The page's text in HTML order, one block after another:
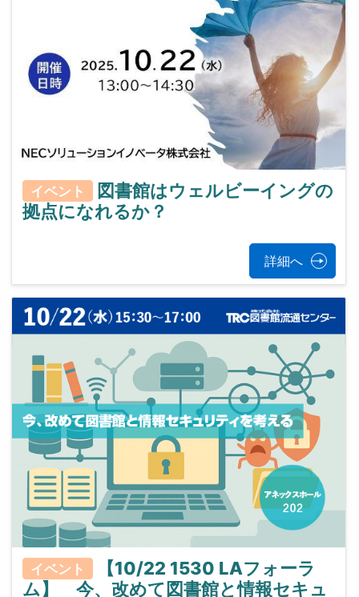
イベント
図書館はウェルビーイングの
拠点になれるか？
詳細へ
イベント
【10/22 1530 LAフォーラ
ム】 今、改めて図書館と情報セキュ